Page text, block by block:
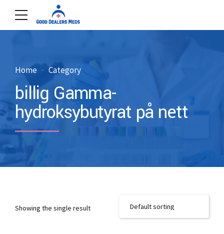
Home Category
billig Gamma-
hydroksybutyrat på nett
Showing the single result